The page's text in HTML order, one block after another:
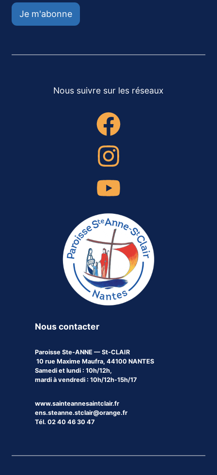
Je m'abonne
Nous suivre sur les réseaux
Nous contacter
Paroisse Ste-ANNE — St-CLAIR
10 rue Maxime Maufra, 44100 NANTES
Samedi et lundi : 10h/12h,
mardi à vendredi : 10h/12h-15h/17
www.sainteannesaintclair.fr
ens.steanne.stclair@orange.fr
Tél. 02 40 46 30 47